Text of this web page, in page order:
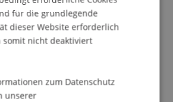
welche Potenziale daraus für
Bauansätze ableitbar sind.
die Forschung weitere
à petit bois und zieht
für die grundlegende
dieser Website erforderlich
somit nicht deaktiviert
zum Datenschutz
unserer